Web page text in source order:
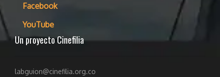
Facebook
YouTube
Un proyecto Cinefilia
labguion@cinefilia.org.co